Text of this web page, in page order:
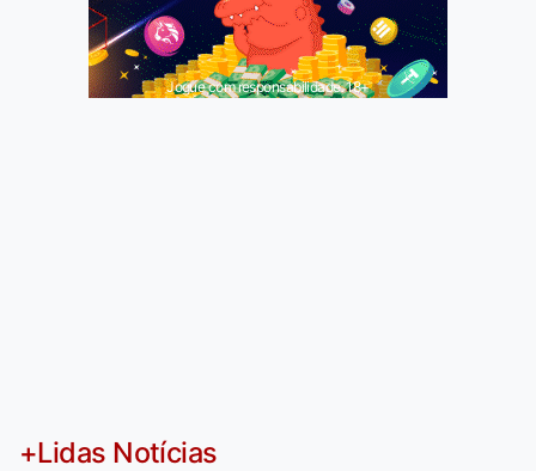
Jogue com responsabilidade. 18+
+Lidas Notícias